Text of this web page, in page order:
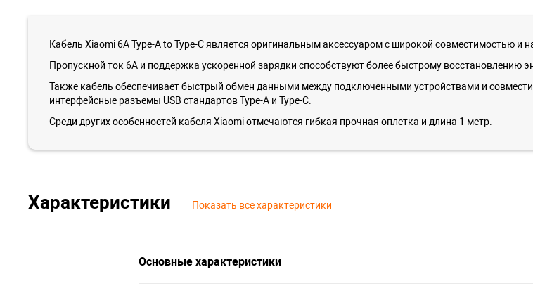
Кабель Xiaomi 6A Type-A to Type-C является оригинальным аксессуаром с широкой совместимостью и
Пропускной ток 6А и поддержка ускоренной зарядки способствуют более быстрому восстановлению
Также кабель обеспечивает быстрый обмен данными между подключенными устройствами и
интерфейсные разъемы USB стандартов Type-A и Type-C.
Среди других особенностей кабеля Xiaomi отмечаются гибкая прочная оплетка и длина 1 метр.
Характеристики Показать все характеристики
Основные характеристики